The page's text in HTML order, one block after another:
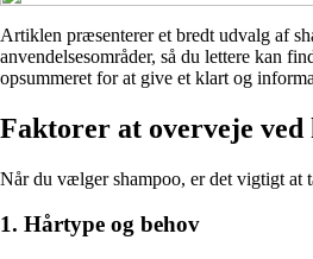
Artiklen præsenterer et bredt udvalg af
anvendelsesområder, så du lettere kan
opsummeret for at give et klart og
Faktorer at overveje ved
Når du vælger shampoo, er det vigtigt at
1. Hårtype og behov